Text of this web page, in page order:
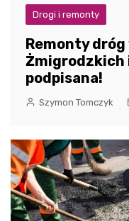
Drogi i remonty
Remonty
Żmigrodzkich
podpisana!
Szymon Tomczyk